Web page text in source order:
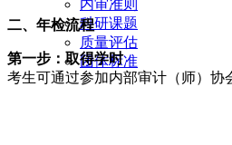
内审准则
科研课题
质量评估
团体标准
二、年检流程
第一步：取得学时
考生可通过参加内部审计（师）协